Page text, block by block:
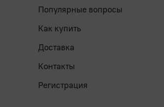
Популярные вопросы
Как купить
Доставка
Контакты
Регистрация